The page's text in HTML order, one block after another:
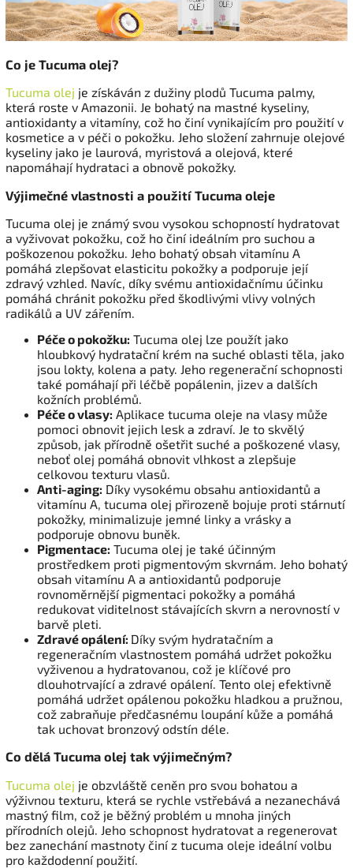
Co je Tucuma olej?
Tucuma olej je získáván z dužiny plodů Tucuma palmy,
která roste v Amazonii. Je bohatý na mastné kyseliny,
antioxidanty a vitamíny, což ho činí vynikajícím pro použití v
kosmetice a v péči o pokožku. Jeho složení zahrnuje olejové
kyseliny jako je laurová, myristová a olejová, které
napomáhají hydrataci a obnově pokožky.
Výjimečné vlastnosti a použití Tucuma oleje
Tucuma olej je známý svou vysokou schopností hydratovat
a vyživovat pokožku, což ho činí ideálním pro suchou a
poškozenou pokožku. Jeho bohatý obsah vitamínu A
pomáhá zlepšovat elasticitu pokožky a podporuje její
zdravý vzhled. Navíc, díky svému antioxidačnímu účinku
pomáhá chránit pokožku před škodlivými vlivy volných
radikálů a UV zářením.
Péče o pokožku: Tucuma olej lze použít jako
hloubkový hydratační krém na suché oblasti těla, jako
jsou lokty, kolena a paty. Jeho regenerační schopnosti
také pomáhají při léčbě popálenin, jizev a dalších
kožních problémů.
Péče o vlasy: Aplikace tucuma oleje na vlasy může
pomoci obnovit jejich lesk a zdraví. Je to skvělý
způsob, jak přírodně ošetřit suché a poškozené vlasy,
neboť olej pomáhá obnovit vlhkost a zlepšuje
celkovou texturu vlasů.
Anti-aging: Díky vysokému obsahu antioxidantů a
vitamínu A, tucuma olej přirozeně bojuje proti stárnutí
pokožky, minimalizuje jemné linky a vrásky a
podporuje obnovu buněk.
Pigmentace: Tucuma olej je také účinným
prostředkem proti pigmentovým skvrnám. Jeho bohatý
obsah vitamínu A a antioxidantů podporuje
rovnoměrnější pigmentaci pokožky a pomáhá
redukovat viditelnost stávajících skvrn a nerovností v
barvě pleti.
Zdravé opálení: Díky svým hydratačním a
regeneračním vlastnostem pomáhá udržet pokožku
vyživenou a hydratovanou, což je klíčové pro
dlouhotrvající a zdravé opálení. Tento olej efektivně
pomáhá udržet opálenou pokožku hladkou a pružnou,
což zabraňuje předčasnému loupání kůže a pomáhá
tak uchovat bronzový odstín déle.
Co dělá Tucuma olej tak výjimečným?
Tucuma olej je obzvláště ceněn pro svou bohatou a
výživnou texturu, která se rychle vstřebává a nezanechává
mastný film, což je běžný problém u mnoha jiných
přírodních olejů. Jeho schopnost hydratovat a regenerovat
bez zanechání mastnoty činí z tucuma oleje ideální volbu
pro každodenní použití.